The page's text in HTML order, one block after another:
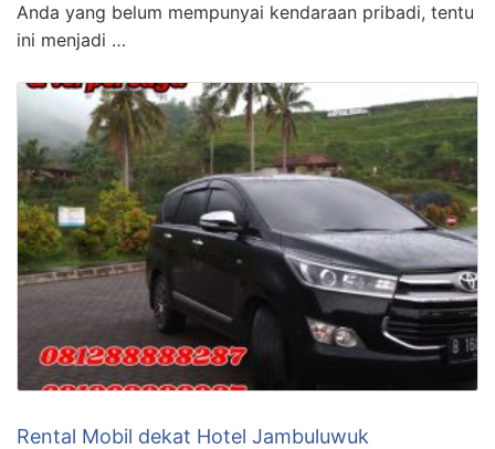
Anda yang belum mempunyai kendaraan pribadi, tentu
ini menjadi …
Rental Mobil dekat Hotel Jambuluwuk